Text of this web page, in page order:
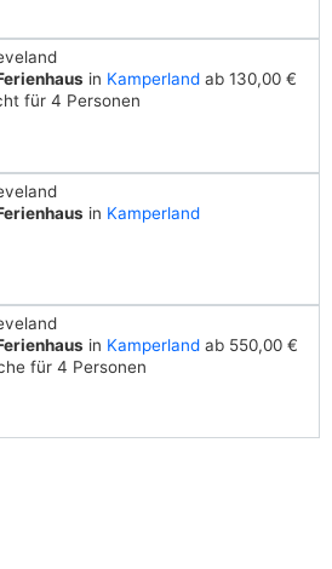
in Kamperland ab 130,00 €
für 4 Personen
in Kamperland
in Kamperland ab 550,00 €
für 4 Personen